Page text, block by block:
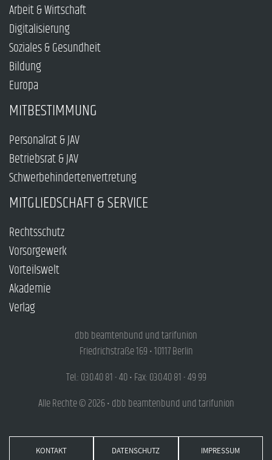
Arbeit & Wirtschaft
Digitalisierung
Soziales & Gesundheit
Bildung
Europa
MITBESTIMMUNG
Personalrat & JAV
Betriebsrat & JAV
Schwerbehindertenvertretung
MITGLIEDSCHAFT & SERVICE
Rechtsschutz
Vorsorgewerk
Vorteilswelt
Akademie
Verlag
dbb beamtenbund und tarifunion
Friedrichstraße 169 • 10117 Berlin
Tel.: 030.40 81 - 40 • Fax: 030.40 81 - 49 99
Alle Rechte © 2026 • dbb beamtenbund und tarifunion
KONTAKT DATENSCHUTZ IMPRESSUM